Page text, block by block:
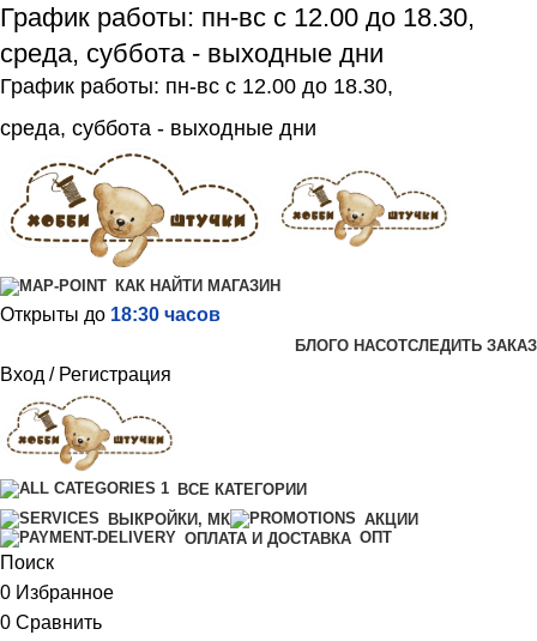
График работы: пн-вс с 12.00 до 18.30,
среда, суббота - выходные дни
График работы: пн-вс с 12.00 до 18.30,
среда, суббота - выходные дни
КАК НАЙТИ МАГАЗИН
Открыты до 18:30 часов
БЛОГО НАСОТСЛЕДИТЬ ЗАКАЗ
Вход / Регистрация
ВСЕ КАТЕГОРИИ
ВЫКРОЙКИ, МК
АКЦИИ
ОПЛАТА И ДОСТАВКА ОПТ
Поиск
0 Избранное
0 Сравнить